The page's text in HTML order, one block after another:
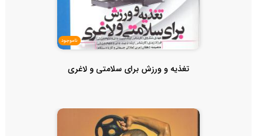
ناموجود
تغذیه و ورزش برای سلامتی و لاغری